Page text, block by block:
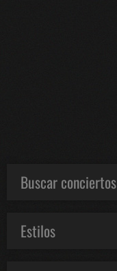
Buscar conciertos
Estilos